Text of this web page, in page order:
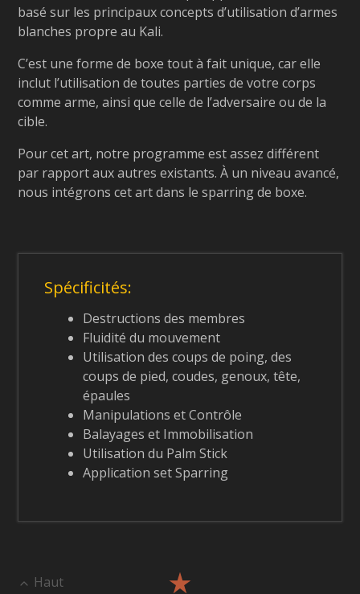
basé sur les principaux concepts d’utilisation d’armes
blanches propre au Kali.
C’est une forme de boxe tout à fait unique, car elle
inclut l’utilisation de toutes parties de votre corps
comme arme, ainsi que celle de l’adversaire ou de la
cible.
Pour cet art, notre programme est assez différent
par rapport aux autres existants. À un niveau avancé,
nous intégrons cet art dans le sparring de boxe.
Spécificités:
Destructions des membres
Fluidité du mouvement
Utilisation des coups de poing, des
coups de pied, coudes, genoux, tête,
épaules
Manipulations et Contrôle
Balayages et Immobilisation
Utilisation du Palm Stick
Application set Sparring
Haut